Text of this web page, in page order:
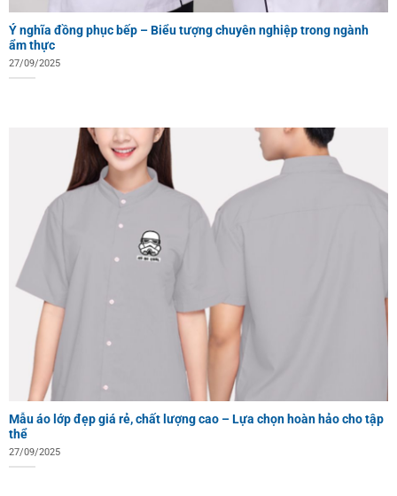
Ý nghĩa đồng phục bếp – Biểu tượng chuyên nghiệp trong ngành
ẩm thực
27/09/2025
Mẫu áo lớp đẹp giá rẻ, chất lượng cao – Lựa chọn hoàn hảo cho tập
thể
27/09/2025